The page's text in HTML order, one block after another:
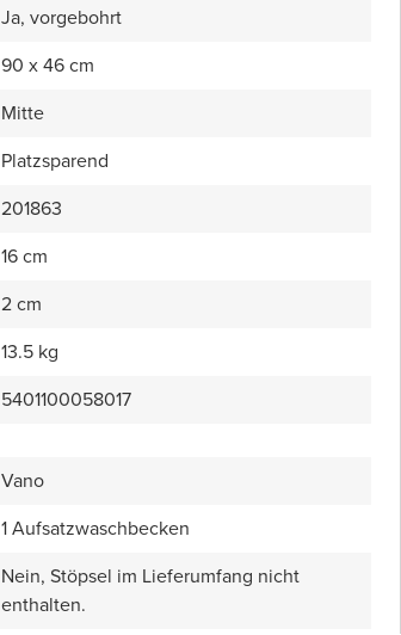
Ja, vorgebohrt
90 x 46 cm
Mitte
Platzsparend
201863
16 cm
2 cm
13.5 kg
5401100058017
Vano
1 Aufsatzwaschbecken
Nein, Stöpsel im Lieferumfang nicht
enthalten.